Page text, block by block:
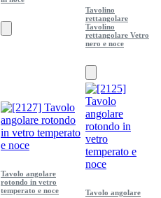
Tavolino
rettangolare
Tavolino
rettangolare Vetro
nero e noce
Tavolo angolare
rotondo in vetro
temperato e noce
Tavolo angolare